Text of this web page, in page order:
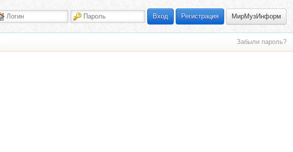
Вход Регистрация МирМузИнформ
Забыли пароль?